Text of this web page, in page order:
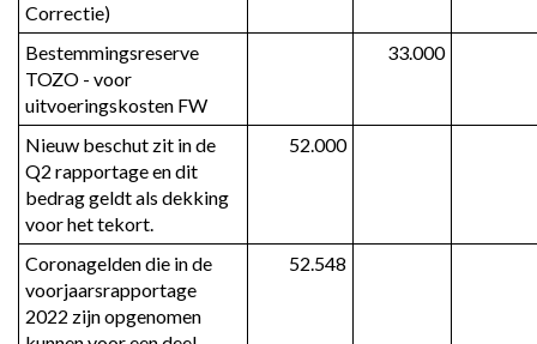
Correctie)
Bestemmingsreserve
TOZO - voor
uitvoeringskosten FW
33.000
Nieuw beschut zit in de
Q2 rapportage en dit
bedrag geldt als dekking
voor het tekort.
52.000
Coronagelden die in de
voorjaarsrapportage
2022 zijn opgenomen
52.548